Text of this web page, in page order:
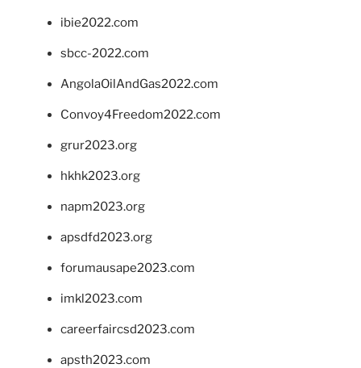
ibie2022.com
sbcc-2022.com
AngolaOilAndGas2022.com
Convoy4Freedom2022.com
grur2023.org
hkhk2023.org
napm2023.org
apsdfd2023.org
forumausape2023.com
imkl2023.com
careerfaircsd2023.com
apsth2023.com